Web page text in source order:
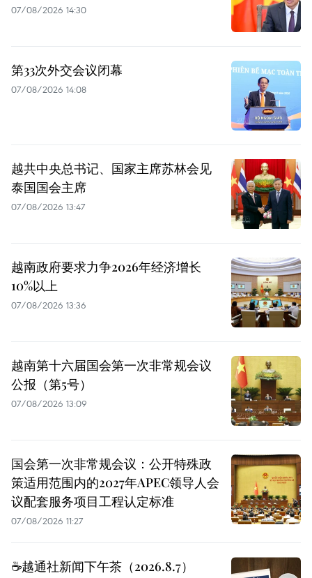
07/08/2026 14:30
第33次外交会议闭幕
07/08/2026 14:08
越共中央总书记、国家主席苏林会见
泰国国会主席
07/08/2026 13:47
越南政府要求力争2026年经济增长
10%以上
07/08/2026 13:36
越南第十六届国会第一次非常规会议
公报（第5号）
07/08/2026 13:09
国会第一次非常规会议：公开特殊政
策适用范围内的2027年APEC领导人会
议配套服务项目工程认定标准
07/08/2026 11:27
☕️越通社新闻下午茶（2026.8.7）